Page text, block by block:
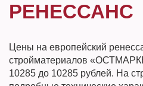
РЕНЕССАНС
Цены на европейский
стройматериалов
10285 до 10285 рублей. На